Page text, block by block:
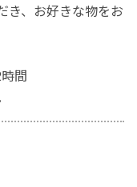
き、お好きな物をお
間